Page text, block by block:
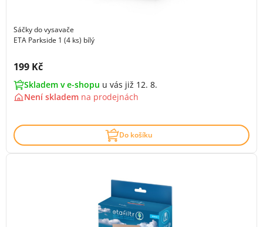
Sáčky do vysavače
ETA Parkside 1 (4 ks) bílý
Cena s DPH:
199 Kč
Skladem v e-shopu u vás již 12. 8.
Není skladem na prodejnách
Do košíku